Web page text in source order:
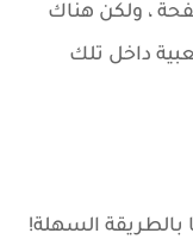
داخل تلك
السهلة!